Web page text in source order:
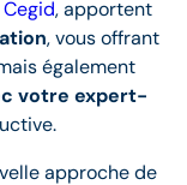
Cegid, apportent
, vous offrant
également
votre expert-
approche de